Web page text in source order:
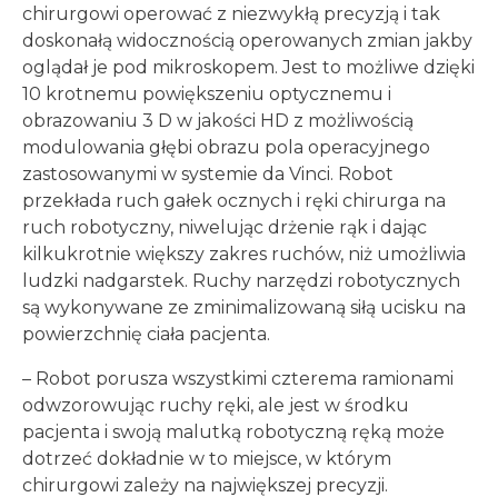
chirurgowi operować z niezwykłą precyzją i tak
doskonałą widocznością operowanych zmian jakby
oglądał je pod mikroskopem. Jest to możliwe dzięki
10 krotnemu powiększeniu optycznemu i
obrazowaniu 3 D w jakości HD z możliwością
modulowania głębi obrazu pola operacyjnego
zastosowanymi w systemie da Vinci. Robot
przekłada ruch gałek ocznych i ręki chirurga na
ruch robotyczny, niwelując drżenie rąk i dając
kilkukrotnie większy zakres ruchów, niż umożliwia
ludzki nadgarstek. Ruchy narzędzi robotycznych
są wykonywane ze zminimalizowaną siłą ucisku na
powierzchnię ciała pacjenta.
– Robot porusza wszystkimi czterema ramionami
odwzorowując ruchy ręki, ale jest w środku
pacjenta i swoją malutką robotyczną ręką może
dotrzeć dokładnie w to miejsce, w którym
chirurgowi zależy na największej precyzji.